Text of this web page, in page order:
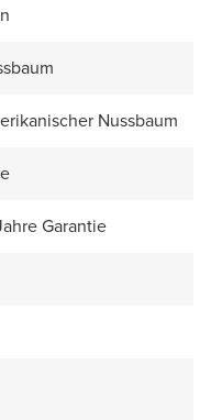
Nussbaum
Garantie